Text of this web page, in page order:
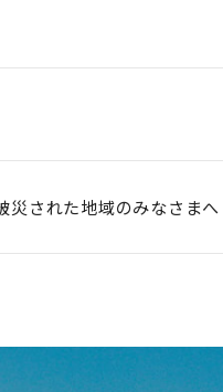
災された地域のみなさまへ